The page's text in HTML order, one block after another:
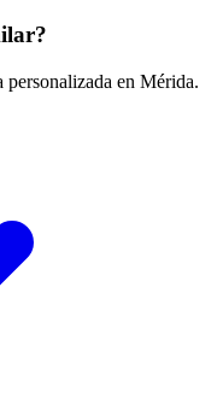
personalizada en Mérida.